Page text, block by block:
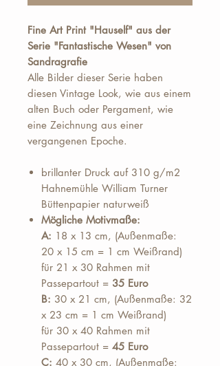
Fine Art Print "Hauself" aus der
Serie "Fantastische Wesen" von
Sandragrafie
Alle Bilder dieser Serie haben
diesen Vintage Look, wie aus einem
alten Buch oder Pergament, wie
eine Zeichnung aus einer
vergangenen Epoche.
brillanter Druck auf 310 g/m2
Hahnemühle William Turner
Büttenpapier naturweiß
Mögliche Motivmaße:
A: 18 x 13 cm, (Außenmaße:
20 x 15 cm = 1 cm Weißrand)
für 21 x 30 Rahmen mit
Passepartout = 35 Euro
B: 30 x 21 cm, (Außenmaße: 32
x 23 cm = 1 cm Weißrand)
für 30 x 40 Rahmen mit
Passepartout = 45 Euro
C: 40 x 30 cm, (Außenmaße: